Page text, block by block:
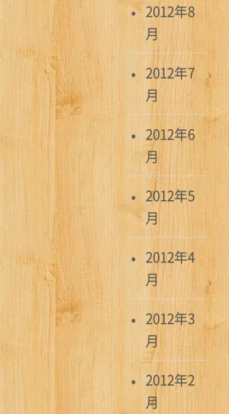
2012年8
月
2012年7
月
2012年6
月
2012年5
月
2012年4
月
2012年3
月
2012年2
月